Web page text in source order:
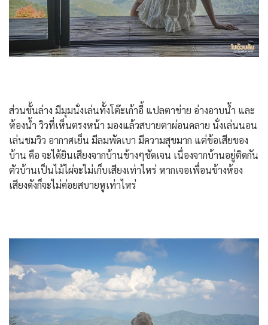
ส่วนชั้นล่าง มีมุมนั่งเล่นทั้งโต๊ะเก้าอี้ แปลตาข่าย อ่างอาบน้ำ และ
ห้องน้ำ วิวที่เห็นตรงหน้า มองแล้วสบายตาผ่อนคลาย นั่งเล่นนอน
เล่นชมวิว อากาศเย็น มีลมพัดเบา มีความสุขมาก แต่ข้อเสียของ
บ้าน คือ จะได้ยินเสียงจากบ้านข้างๆชัดเจน เนื่องจากบ้านอยู่ติดกัน
ตัวบ้านเป็นไม้ไผ่จะไม่เก็บเสียงเท่าไหร่ หากเจอเพื่อนข้างห้อง
เสียงดังก็จะไม่ค่อยสบายหูเท่าไหร่